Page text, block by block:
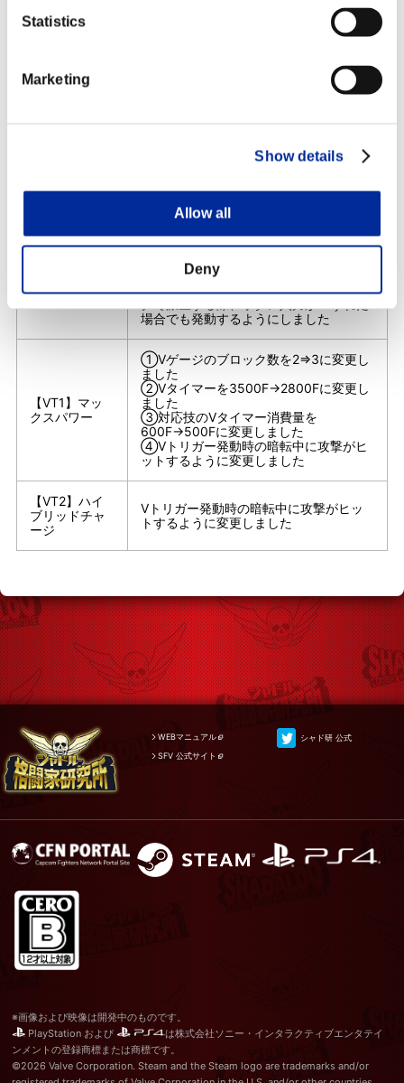
Statistics
Marketing
Show details
Allow all
Deny
アバランシュ
ナイトロチャージから最速のタイミング
合でも発動するようにしました
段)
ル 上・下段）
した
②EXナイトロチャージ派生版のVゲージ
増加量を200⇒150に変更しました
③ナイトロチャージから最速のタイミン
場合でも発動するようにしました
【VT1】マッ
クスパワー
①Vゲージのブロック数を2⇒3に変更し
ました
②Vタイマーを3500F→2800Fに変更し
ました
③対応技のVタイマー消費量を
600F→500Fに変更しました
④Vトリガー発動時の暗転中に攻撃がヒ
ットするように変更しました
【VT2】ハイ
ブリッドチャ
ージ
Vトリガー発動時の暗転中に攻撃がヒッ
トするように変更しました
WEBマニュアル
SFV 公式サイト
シャド研 公式
※画像および映像は開発中のものです。
PlayStation および
は株式会社ソニー・インタラクティブエンタテイ
ンメントの登録商標または商標です。
©2026 Valve Corporation. Steam and the Steam logo are trademarks and/or